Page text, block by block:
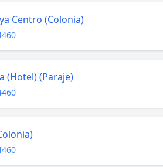
Centro (Colonia)
(Hotel) (Paraje)